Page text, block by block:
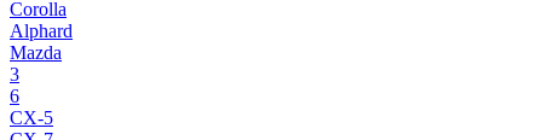
Corolla
Alphard
Mazda
3
6
CX-5